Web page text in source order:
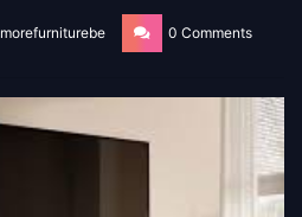
morefurniturebe 0 Comments